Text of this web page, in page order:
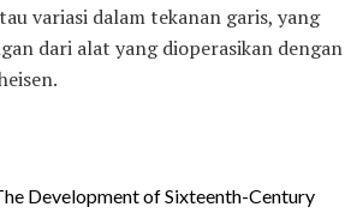
variasi dalam tekanan garis, yang
dari alat yang dioperasikan dengan
Development of Sixteenth-Century